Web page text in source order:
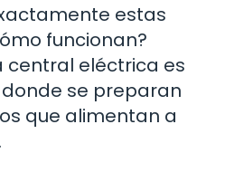
estas
funcionan?
central eléctrica es
se preparan
que alimentan a